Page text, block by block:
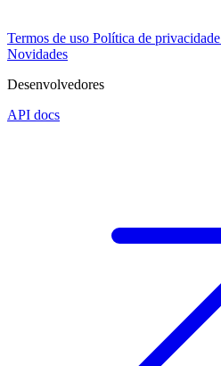
Termos de uso Política de privacidade
Novidades
Desenvolvedores
API docs